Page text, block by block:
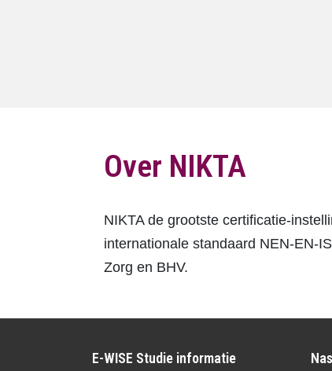
Over NIKTA
NIKTA de grootste certificatie-
internationale standaard NEN-EN-
Zorg en BHV.
E-WISE Studie informatie